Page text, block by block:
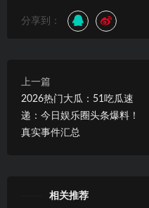
分享到：
上一篇
2026热门大瓜：51吃瓜速
递：今日娱乐圈头条爆料！
真实事件汇总
相关推荐